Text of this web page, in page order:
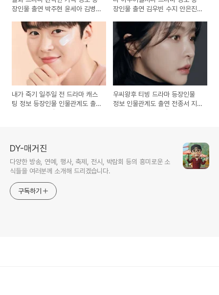
장인물 출연 박주현 윤세아 김병
마 내용, 네이버 웹툰 원작 드라마
장인물 출연 김우빈 수지 안은진
드라마 내용, NETFLIX 시리즈 드
라마
내가 죽기 일주일 전 드라마 캐스
팅 정보 등장인물 인물관계도 출
우씨왕후 티빙 드라마 등장인물
정보 인물관계도 출연 전종서 지
DY-매거진
다양한 방송, 연예, 행사, 축제, 전시, 박람회 등의 흥미로운 소
식들을 여러분께 소개해 드리겠습니다.
구독하기